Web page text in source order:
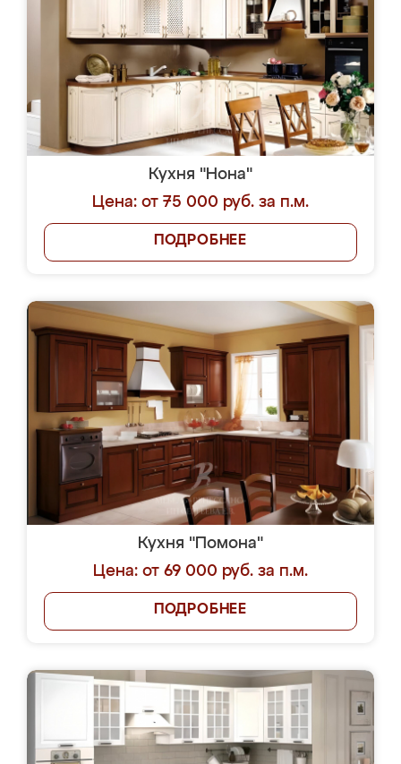
Кухня "Нона"
Цена: от 75 000 руб. за п.м.
ПОДРОБНЕЕ
Кухня "Помона"
Цена: от 69 000 руб. за п.м.
ПОДРОБНЕЕ